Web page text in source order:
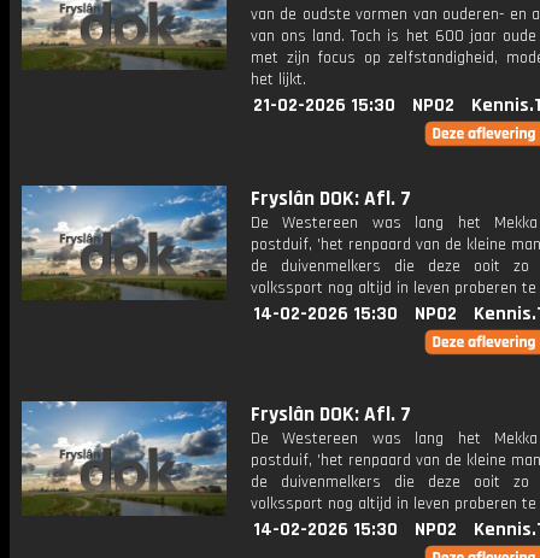
van de oudste vormen van ouderen- en
van ons land. Toch is het 600 jaar
met zijn focus op zelfstandigheid,
het lijkt.
21-02-2026 15:30 NPO2
Fryslân DOK: Afl. 7
De Westereen was lang het
postduif, 'het renpaard van de kleine
de duivenmelkers die deze ooit zo
volkssport nog altijd in leven proberen te
14-02-2026 15:30 NPO2
Fryslân DOK: Afl. 7
De Westereen was lang het
postduif, 'het renpaard van de kleine
de duivenmelkers die deze ooit zo
volkssport nog altijd in leven proberen te
14-02-2026 15:30 NPO2